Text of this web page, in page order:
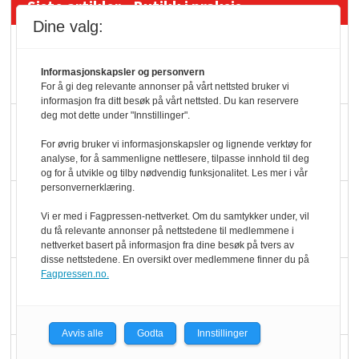
Siste artikler - Butikk i praksis
dundrer videre
Slik opprettholdes
ølsalget
hyller
Dine valg:
Informasjonskapsler og personvern
For å gi deg relevante annonser på vårt nettsted bruker vi
informasjon fra ditt besøk på vårt nettsted. Du kan reservere
deg mot dette under "Innstillinger".
For øvrig bruker vi informasjonskapsler og lignende verktøy for
analyse, for å sammenligne nettlesere, tilpasse innhold til deg
og for å utvikle og tilby nødvendig funksjonalitet. Les mer i vår
personvernerklæring.
Vi er med i Fagpressen-nettverket. Om du samtykker under, vil
du få relevante annonser på nettstedene til medlemmene i
nettverket basert på informasjon fra dine besøk på tvers av
disse nettstedene. En oversikt over medlemmene finner du på
Fagpressen.no.
Avvis alle Godta Innstillinger